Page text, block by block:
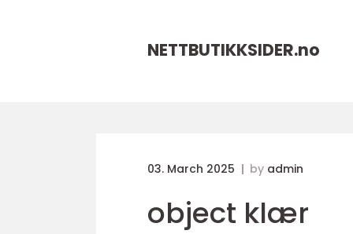
NETTBUTIKKSIDER.no
03. March 2025 by admin
object klær